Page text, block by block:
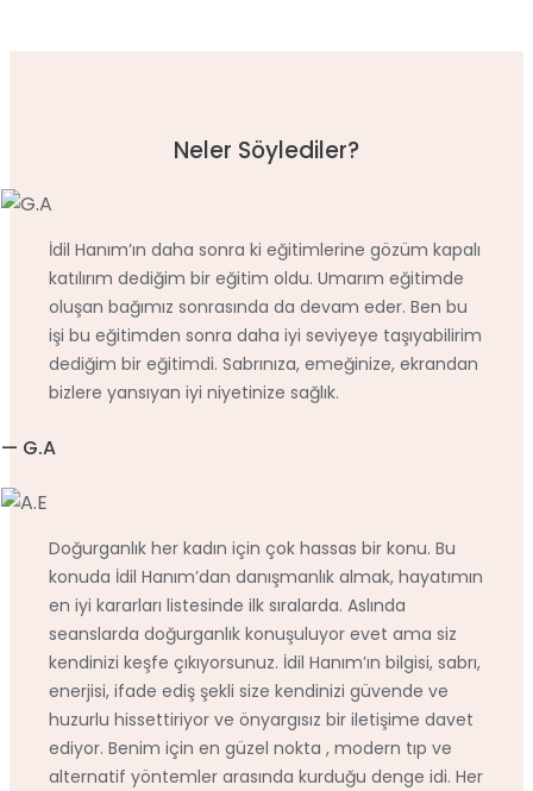
Neler Söylediler?
İdil Hanım’ın daha sonra ki eğitimlerine gözüm kapalı
katılırım dediğim bir eğitim oldu. Umarım eğitimde
oluşan bağımız sonrasında da devam eder. Ben bu
işi bu eğitimden sonra daha iyi seviyeye taşıyabilirim
dediğim bir eğitimdi. Sabrınıza, emeğinize, ekrandan
bizlere yansıyan iyi niyetinize sağlık.
— G.A
Doğurganlık her kadın için çok hassas bir konu. Bu
konuda İdil Hanım’dan danışmanlık almak, hayatımın
en iyi kararları listesinde ilk sıralarda. Aslında
seanslarda doğurganlık konuşuluyor evet ama siz
kendinizi keşfe çıkıyorsunuz. İdil Hanım’ın bilgisi, sabrı,
enerjisi, ifade ediş şekli size kendinizi güvende ve
huzurlu hissettiriyor ve önyargısız bir iletişime davet
ediyor. Benim için en güzel nokta , modern tıp ve
alternatif yöntemler arasında kurduğu denge idi. Her